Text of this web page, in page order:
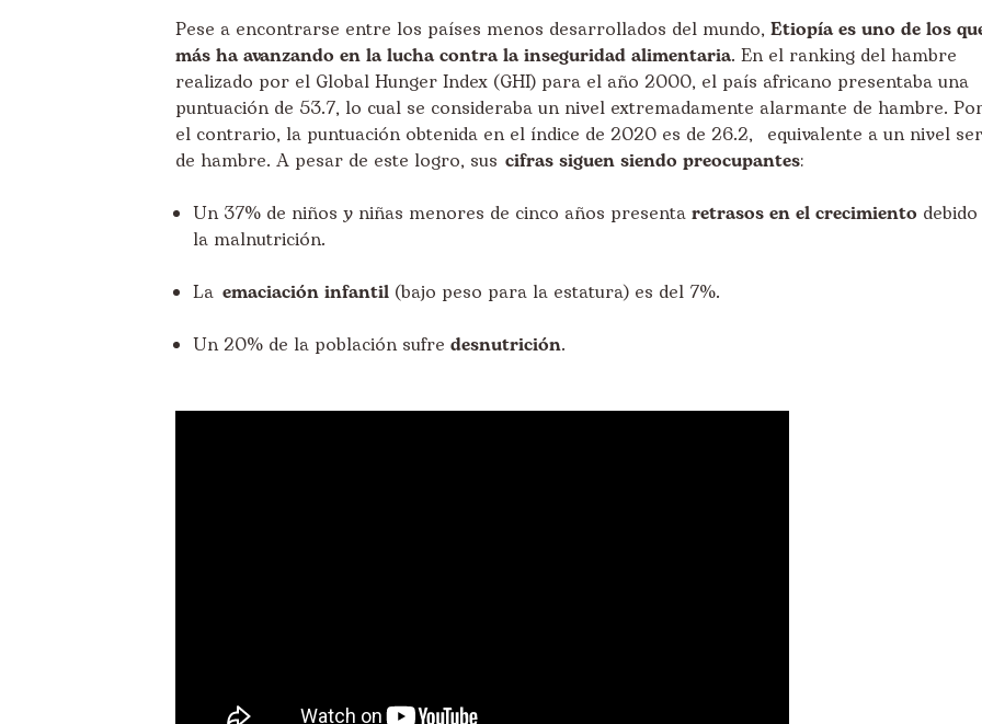
Pese a encontrarse entre los países menos desarrollados del mundo, Etiopía es uno de los
más ha avanzando en la lucha contra la inseguridad alimentaria. En el ranking del hambre
realizado por el Global Hunger Index (GHI) para el año 2000, el país africano presentaba una
puntuación de 53.7, lo cual se consideraba un nivel extremadamente alarmante de hambre.
el contrario, la puntuación obtenida en el índice de 2020 es de 26.2, equivalente a un nivel
de hambre. A pesar de este logro, sus cifras siguen siendo preocupantes:
Un 37% de niños y niñas menores de cinco años presenta retrasos en el crecimiento
la malnutrición.
La emaciación infantil (bajo peso para la estatura) es del 7%.
Un 20% de la población sufre desnutrición.